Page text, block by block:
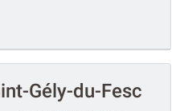
Gély-du-Fesc